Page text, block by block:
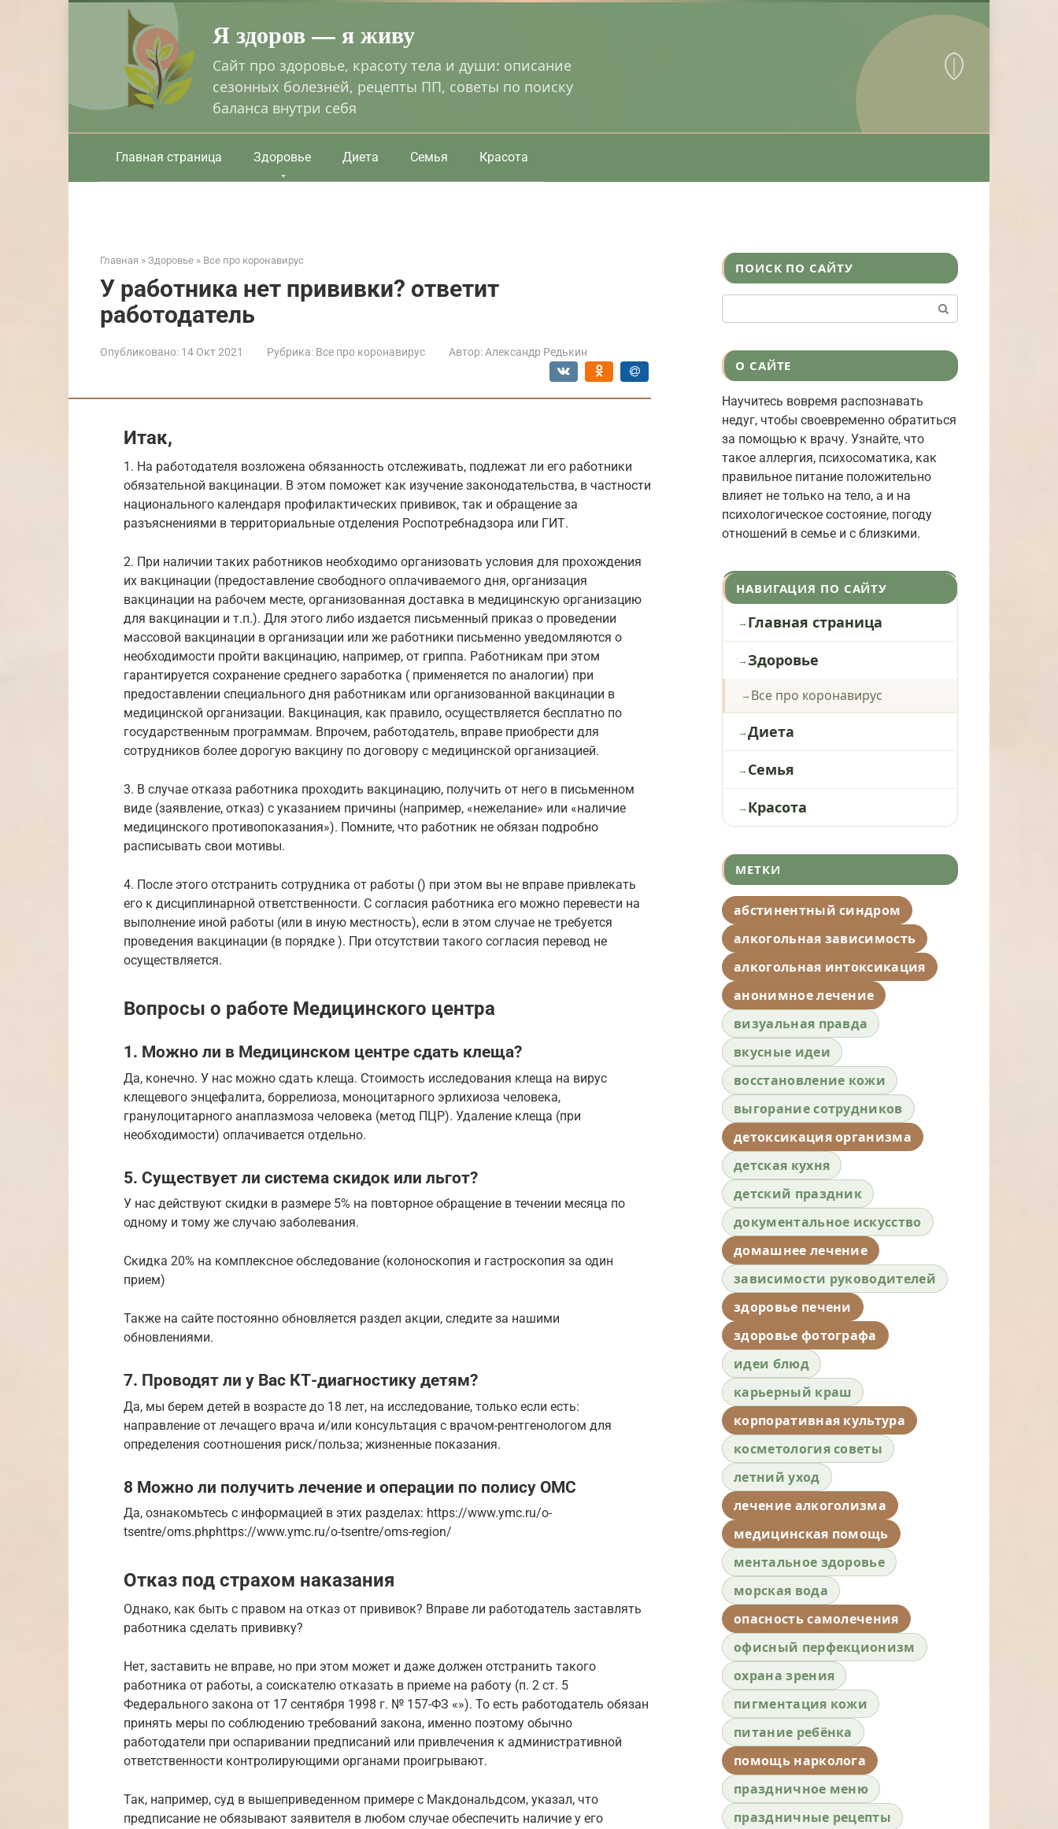
Я здоров — я живу
Сайт про здоровье, красоту тела и души: описание
сезонных болезней, рецепты ПП, советы по поиску
баланса внутри себя
Главная страница Здоровье Диета Семья Красота
Главная » Здоровье » Все про коронавирус
У работника нет прививки? ответит
работодатель
Опубликовано: 14 Окт 2021 Рубрика: Все про коронавирус Автор: Александр Редькин
Итак,
1. На работодателя возложена обязанность отслеживать, подлежат ли его работники
обязательной вакцинации. В этом поможет как изучение законодательства, в частности
национального календаря профилактических прививок, так и обращение за
разъяснениями в территориальные отделения Роспотребнадзора или ГИТ.
2. При наличии таких работников необходимо организовать условия для прохождения
их вакцинации (предоставление свободного оплачиваемого дня, организация
вакцинации на рабочем месте, организованная доставка в медицинскую организацию
для вакцинации и т.п.). Для этого либо издается письменный приказ о проведении
массовой вакцинации в организации или же работники письменно уведомляются о
необходимости пройти вакцинацию, например, от гриппа. Работникам при этом
гарантируется сохранение среднего заработка ( применяется по аналогии) при
предоставлении специального дня работникам или организованной вакцинации в
медицинской организации. Вакцинация, как правило, осуществляется бесплатно по
государственным программам. Впрочем, работодатель, вправе приобрести для
сотрудников более дорогую вакцину по договору с медицинской организацией.
3. В случае отказа работника проходить вакцинацию, получить от него в письменном
виде (заявление, отказ) с указанием причины (например, «нежелание» или «наличие
медицинского противопоказания»). Помните, что работник не обязан подробно
расписывать свои мотивы.
4. После этого отстранить сотрудника от работы () при этом вы не вправе привлекать
его к дисциплинарной ответственности. С согласия работника его можно перевести на
выполнение иной работы (или в иную местность), если в этом случае не требуется
проведения вакцинации (в порядке ). При отсутствии такого согласия перевод не
осуществляется.
Вопросы о работе Медицинского центра
1. Можно ли в Медицинском центре сдать клеща?
Да, конечно. У нас можно сдать клеща. Стоимость исследования клеща на вирус
клещевого энцефалита, боррелиоза, моноцитарного эрлихиоза человека,
гранулоцитарного анаплазмоза человека (метод ПЦР). Удаление клеща (при
необходимости) оплачивается отдельно.
5. Существует ли система скидок или льгот?
У нас действуют скидки в размере 5% на повторное обращение в течении месяца по
одному и тому же случаю заболевания.
Скидка 20% на комплексное обследование (колоноскопия и гастроскопия за один
прием)
Также на сайте постоянно обновляется раздел акции, следите за нашими
обновлениями.
7. Проводят ли у Вас КТ-диагностику детям?
Да, мы берем детей в возрасте до 18 лет, на исследование, только если есть:
направление от лечащего врача и/или консультация с врачом-рентгенологом для
определения соотношения риск/польза; жизненные показания.
8 Можно ли получить лечение и операции по полису ОМС
Да, ознакомьтесь с информацией в этих разделах: https://www.ymc.ru/o-
tsentre/oms.phphttps://www.ymc.ru/o-tsentre/oms-region/
Отказ под страхом наказания
Однако, как быть с правом на отказ от прививок? Вправе ли работодатель заставлять
работника сделать прививку?
Нет, заставить не вправе, но при этом может и даже должен отстранить такого
работника от работы, а соискателю отказать в приеме на работу (п. 2 ст. 5
Федерального закона от 17 сентября 1998 г. № 157-ФЗ «»). То есть работодатель обязан
принять меры по соблюдению требований закона, именно поэтому обычно
работодатели при оспаривании предписаний или привлечения к административной
ответственности контролирующими органами проигрывают.
Так, например, суд в вышеприведенном примере с Макдональдсом, указал, что
предписание не обязывают заявителя в любом случае обеспечить наличие у его
ПОИСК ПО САЙТУ
О САЙТЕ
Научитесь вовремя распознавать
недуг, чтобы своевременно обратиться
за помощью к врачу. Узнайте, что
такое аллергия, психосоматика, как
правильное питание положительно
влияет не только на тело, а и на
психологическое состояние, погоду
отношений в семье и с близкими.
НАВИГАЦИЯ ПО САЙТУ
Главная страница
Здоровье
Все про коронавирус
Диета
Семья
Красота
МЕТКИ
абстинентный синдром
алкогольная зависимость
алкогольная интоксикация
анонимное лечение
визуальная правда
вкусные идеи
восстановление кожи
выгорание сотрудников
детоксикация организма
детская кухня
детский праздник
документальное искусство
домашнее лечение
зависимости руководителей
здоровье печени
здоровье фотографа
идеи блюд
карьерный краш
корпоративная культура
косметология советы
летний уход
лечение алкоголизма
медицинская помощь
ментальное здоровье
морская вода
опасность самолечения
офисный перфекционизм
охрана зрения
пигментация кожи
питание ребёнка
помощь нарколога
праздничное меню
праздничные рецепты